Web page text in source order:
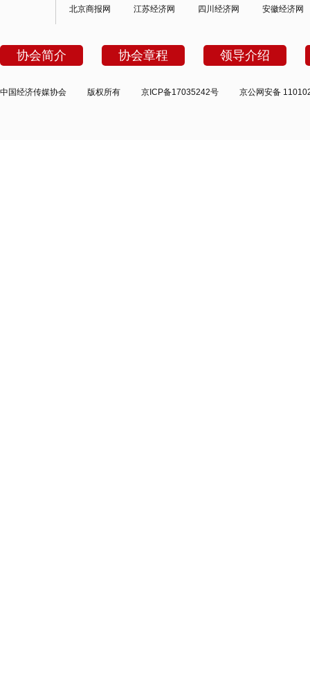
北京商报网 江苏经济网 四川经济网 安徽经济网
协会简介 协会章程 领导介绍
中国经济传媒协会 版权所有 京ICP备17035242号 京公网安备